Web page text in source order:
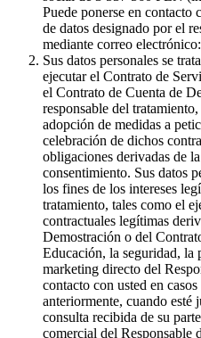
Puede ponerse en contacto
de datos designado por el
mediante correo electrónico:
Sus datos personales se
ejecutar el Contrato de
el Contrato de Cuenta de
responsable del
adopción de medidas a
celebración de dichos
obligaciones derivadas de
consentimiento. Sus datos
los fines de los intereses
tratamiento, tales como el
contractuales legítimas
Demostración o del
Educación, la seguridad, la
marketing directo del
contacto con usted en
anteriormente, cuando esté
consulta recibida de su
comercial del Responsable